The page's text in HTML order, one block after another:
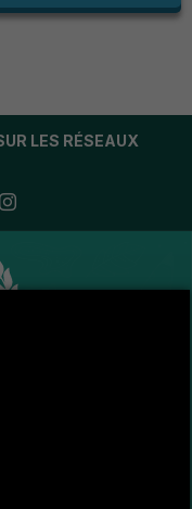
LES RÉSEAUX